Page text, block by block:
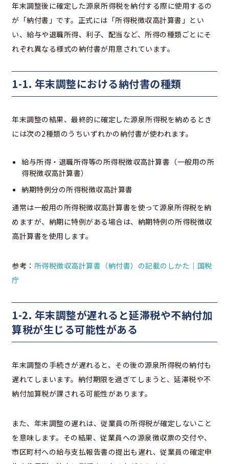
年末調整後に確定した源泉所得税を納付する際に使用するの
が「納付書」です。正式には「所得税徴収高計算書」とい
い、給与や退職所得、利子、配当など、所得の種類ごとにそ
れぞれ異なる様式の納付書が用意されています。
1-1. 年末調整における納付書の種類
年末調整の結果、最終的に確定した源泉所得税を納めるとき
には次の2種類のうちいずれかの納付書が使われます。
給与所得・退職所得等の所得税徴収高計算書（一般用の所
得税徴収高計算書）
納期特例分の所得税徴収高計算書
通常は一般用の所得税徴収高計算書を使って源泉所得税を納
めますが、納期に特例がある場合は、納期特例の所得税徴収
高計算書を使用します。
参考： 所得税徴収高計算書（納付書）の記載のしかた｜国税
庁
1-2. 年末調整が遅れると延滞税や不納付加
算税が生じる可能性がある
年末調整の手続きが遅れると、その後の源泉所得税の納付も
遅れてしまいます。納付期限を過ぎてしまうと、延滞税や不
納付加算税が課される可能性があります。
また、年末調整の遅れは、従業員の所得税が確定しないこと
を意味します。その結果、従業員への源泉徴収票の交付や、
市区町村への給与支払報告書の提出も遅れ、従業員の確定申